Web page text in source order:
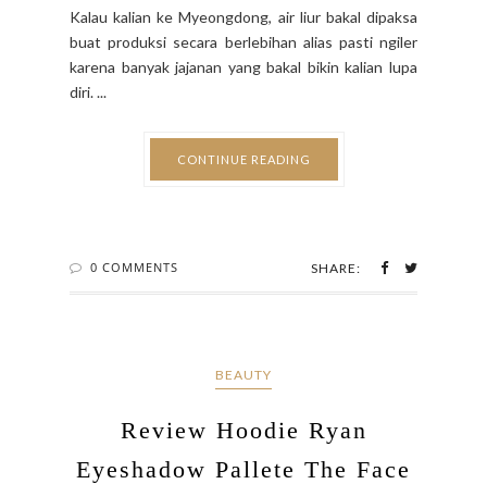
Kalau kalian ke Myeongdong, air liur bakal dipaksa
buat produksi secara berlebihan alias pasti ngiler
karena banyak jajanan yang bakal bikin kalian lupa
diri. ...
CONTINUE READING
0 COMMENTS SHARE:
BEAUTY
Review Hoodie Ryan
Eyeshadow Pallete The Face